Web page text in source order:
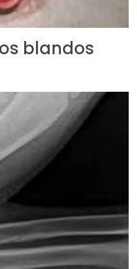
blandos